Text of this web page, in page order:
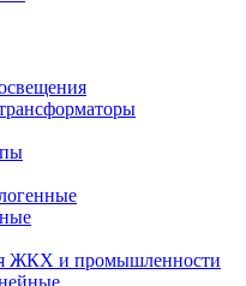
ЖКХ и промышленности